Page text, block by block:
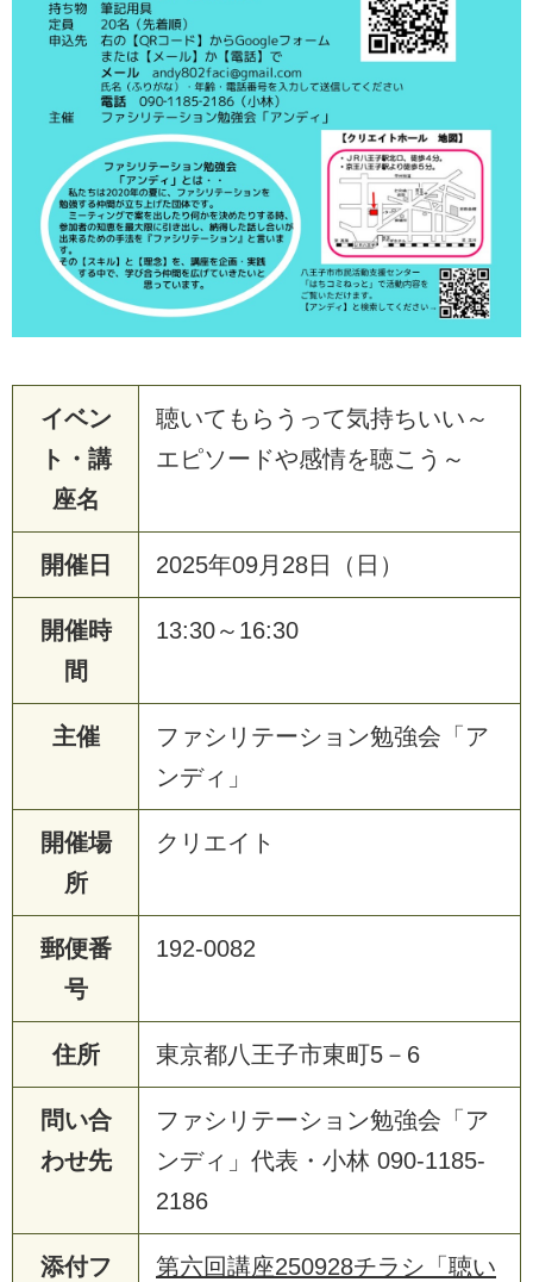
イベン
ト・講
座名
聴いてもらうって気持ちいい～
エピソードや感情を聴こう～
開催日 2025年09月28日（日）
開催時
間
13:30～16:30
主催
ファシリテーション勉強会「ア
ンディ」
開催場
所
クリエイト
郵便番
号
192-0082
住所 東京都八王子市東町5－6
問い合
わせ先
ファシリテーション勉強会「ア
ンディ」代表・小林 090-1185-
2186
添付フ
第六回講座250928チラシ「聴い